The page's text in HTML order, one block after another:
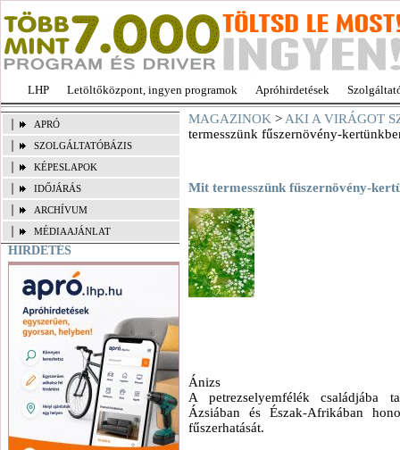
LHP Letöltőközpont, ingyen programok Apróhirdetések
APRÓ
SZOLGÁLTATÓBÁZIS
KÉPESLAPOK
IDŐJÁRÁS
ARCHÍVUM
MÉDIAAJÁNLAT
HIRDETÉS
MAGAZINOK > AKI A VIRÁGOT
termesszünk fűszernövény-
Mit termesszünk fűszernövény-
Ánizs
A petrezselyemfélék családjába
Ázsiában és Észak-Afrikában
fűszerhatását.